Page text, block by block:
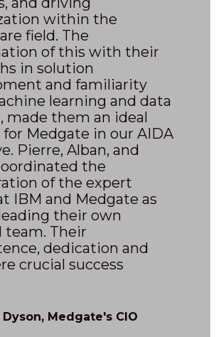
within the
field. The
of this with their
in solution
and familiarity
learning and data
made them an ideal
Medgate in our AIDA
Pierre, Alban, and
the
of the expert
IBM and Medgate as
their own
team. Their
dedication and
crucial success
Medgate's CIO